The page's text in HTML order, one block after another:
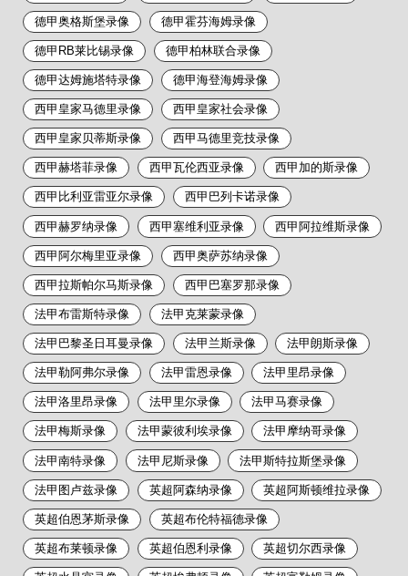
德甲奥格斯堡录像 德甲霍芬海姆录像
德甲RB莱比锡录像 德甲柏林联合录像
德甲达姆施塔特录像 德甲海登海姆录像
西甲皇家马德里录像 西甲皇家社会录像
西甲皇家贝蒂斯录像 西甲马德里竞技录像
西甲赫塔菲录像 西甲瓦伦西亚录像 西甲加的斯录像
西甲比利亚雷亚尔录像 西甲巴列卡诺录像
西甲赫罗纳录像 西甲塞维利亚录像 西甲阿拉维斯录像
西甲阿尔梅里亚录像 西甲奥萨苏纳录像
西甲拉斯帕尔马斯录像 西甲巴塞罗那录像
法甲布雷斯特录像 法甲克莱蒙录像
法甲巴黎圣日耳曼录像 法甲兰斯录像 法甲朗斯录像
法甲勒阿弗尔录像 法甲雷恩录像 法甲里昂录像
法甲洛里昂录像 法甲里尔录像 法甲马赛录像
法甲梅斯录像 法甲蒙彼利埃录像 法甲摩纳哥录像
法甲南特录像 法甲尼斯录像 法甲斯特拉斯堡录像
法甲图卢兹录像 英超阿森纳录像 英超阿斯顿维拉录像
英超伯恩茅斯录像 英超布伦特福德录像
英超布莱顿录像 英超伯恩利录像 英超切尔西录像